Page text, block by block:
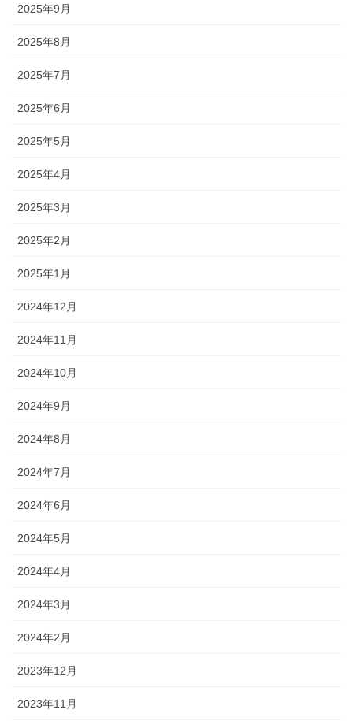
2025年9月
2025年8月
2025年7月
2025年6月
2025年5月
2025年4月
2025年3月
2025年2月
2025年1月
2024年12月
2024年11月
2024年10月
2024年9月
2024年8月
2024年7月
2024年6月
2024年5月
2024年4月
2024年3月
2024年2月
2023年12月
2023年11月